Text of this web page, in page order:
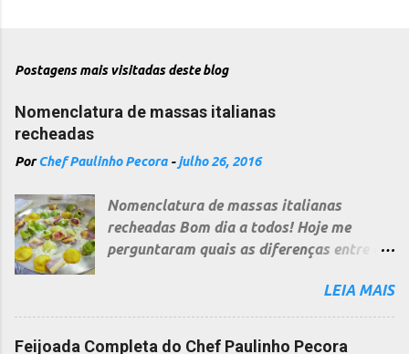
Postagens mais visitadas deste blog
Nomenclatura de massas italianas
recheadas
PorChef Paulinho Pecora -julho 26, 2016
Nomenclatura de massas italianas
recheadas Bom dia a todos! Hoje me
perguntaram quais as diferenças entre as
pergunta bem difícil e a resposta não é
curta, pois cada região na Itália segue
uma nomenclatura diferente, dependendo
LEIA MAIS
Feijoada Completa do Chef Paulinho Pecora